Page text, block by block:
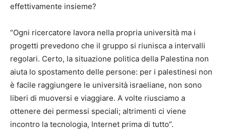
effettivamente insieme?
“Ogni ricercatore lavora nella propria università ma i
progetti prevedono che il gruppo si riunisca a intervalli
regolari. Certo, la situazione politica della Palestina non
aiuta lo spostamento delle persone: per i palestinesi non
è facile raggiungere le università israeliane, non sono
liberi di muoversi e viaggiare. A volte riusciamo a
ottenere dei permessi speciali; altrimenti ci viene
incontro la tecnologia, Internet prima di tutto”.